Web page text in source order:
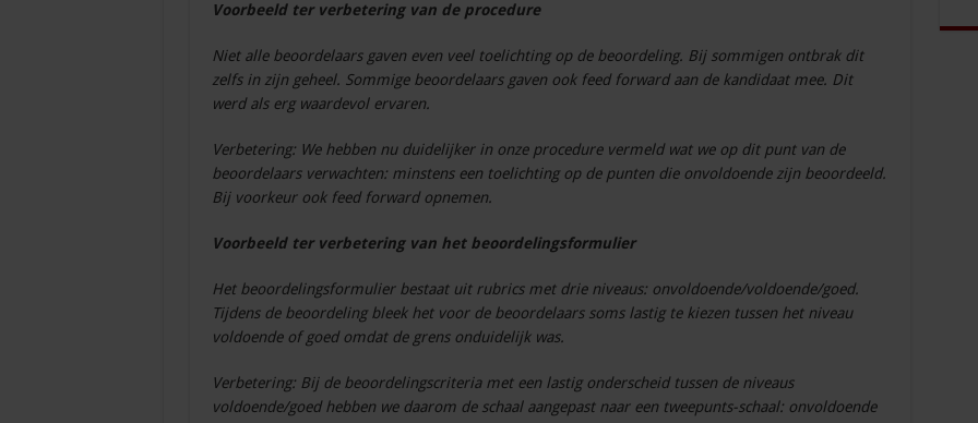
Voorbeeld ter verbetering van de procedure
Niet alle beoordelaars gaven even veel toelichting op de beoordeling. Bij sommigen ontbrak dit
zelfs in zijn geheel. Sommige beoordelaars gaven ook feed forward aan de kandidaat mee. Dit
werd als erg waardevol ervaren.
Verbetering: We hebben nu duidelijker in onze procedure vermeld wat we op dit punt van de
beoordelaars verwachten: minstens een toelichting op de punten die onvoldoende zijn beoordeeld.
Bij voorkeur ook feed forward opnemen.
Voorbeeld ter verbetering van het beoordelingsformulier
Het beoordelingsformulier bestaat uit rubrics met drie niveaus: onvoldoende/voldoende/goed.
Tijdens de beoordeling bleek het voor de beoordelaars soms lastig te kiezen tussen het niveau
voldoende of goed omdat de grens onduidelijk was.
Verbetering: Bij de beoordelingscriteria met een lastig onderscheid tussen de niveaus
voldoende/goed hebben we daarom de schaal aangepast naar een tweepunts-schaal: onvoldoende